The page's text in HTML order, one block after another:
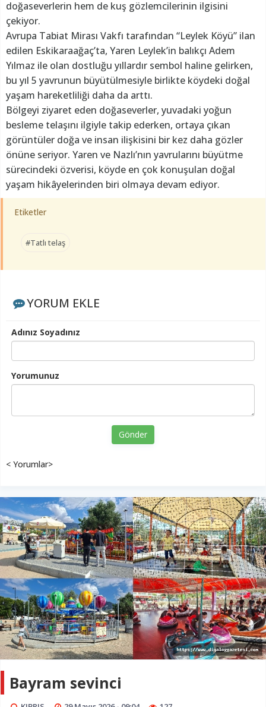
doğaseverlerin hem de kuş gözlemcilerinin ilgisini
çekiyor.
Avrupa Tabiat Mirası Vakfı tarafından “Leylek Köyü” ilan
edilen Eskikaraağaç’ta, Yaren Leylek’in balıkçı Adem
Yılmaz ile olan dostluğu yıllardır sembol haline gelirken,
bu yıl 5 yavrunun büyütülmesiyle birlikte köydeki doğal
yaşam hareketliliği daha da arttı.
Bölgeyi ziyaret eden doğaseverler, yuvadaki yoğun
besleme telaşını ilgiyle takip ederken, ortaya çıkan
görüntüler doğa ve insan ilişkisini bir kez daha gözler
önüne seriyor. Yaren ve Nazlı’nın yavrularını büyütme
sürecindeki özverisi, köyde en çok konuşulan doğal
yaşam hikâyelerinden biri olmaya devam ediyor.
Etiketler
#Tatlı telaş
YORUM EKLE
Adınız Soyadınız
Yorumunuz
Gönder
< Yorumlar>
Bayram sevinci